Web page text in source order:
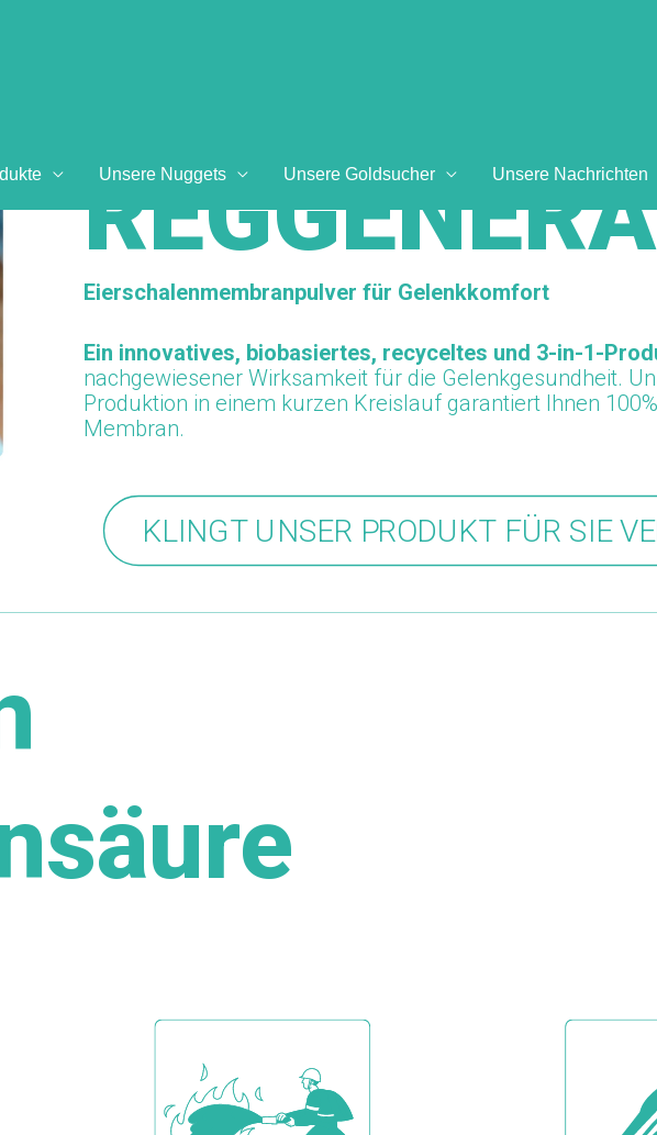
Unsere Nuggets Unsere Goldsucher Unsere Nachrichten
Eierschalenmembranpulver für Gelenkkomfort
Ein innovatives, biobasiertes, recyceltes und 3-in-1-
nachgewiesener Wirksamkeit für die Gelenkgesundheit.
Produktion in einem kurzen Kreislauf garantiert Ihnen
Membran.
KLINGT UNSER PRODUKT FÜR SIE